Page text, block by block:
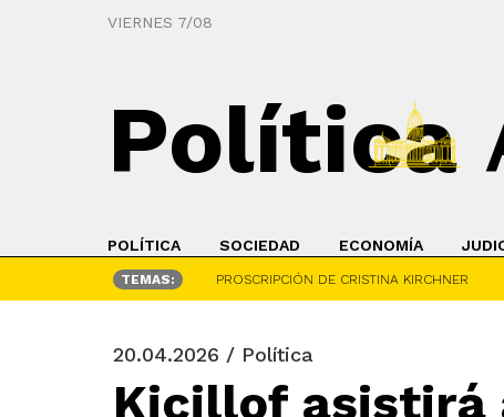
VIERNES 7/08
Política
POLÍTICA SOCIEDAD ECONOMÍA
TEMAS: PROSCRIPCIÓN DE CRISTINA KIRCHNER
20.04.2026 / Política
Kicillof asistirá